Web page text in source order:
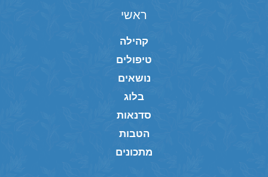
ראשי
קהילה
טיפולים
נושאים
בלוג
סדנאות
הטבות
מתכונים